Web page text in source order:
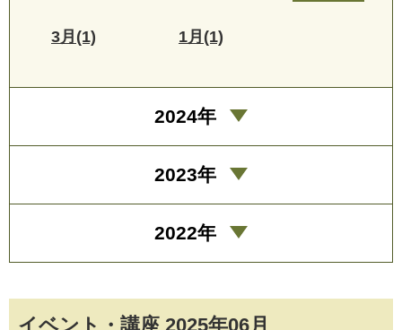
イベント・講座 2025年06月
3月(1) 1月(1)
2024年
2023年
2022年